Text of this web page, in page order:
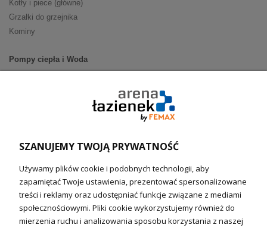
Kotły i piece (główne)
Grzałki do grzejnika
Kominy
Pompy ciepła i Woda
Ogrzewanie podłogowe (główne)
Technika solarna
Fotowoltanika
Sterowniki i regulatory
Nagrzewnice i kurtyny
SZANUJEMY TWOJĄ PRYWATNOŚĆ
Używamy plików cookie i podobnych technologii, aby
zapamiętać Twoje ustawienia, prezentować spersonalizowane
treści i reklamy oraz udostępniać funkcje związane z mediami
społecznościowymi. Pliki cookie wykorzystujemy również do
mierzenia ruchu i analizowania sposobu korzystania z naszej